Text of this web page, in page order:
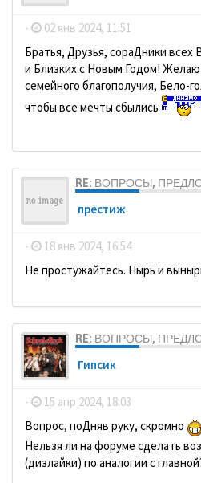
- 02 янв 2024, 11:51
Братья, Друзья, сораДники всех
и Близких с Новым Годом! Желаю
семейного благополучия, Бело-
чтобы все мечты сбылись
RE: ВОПРОСЫ,
престиж
- 18 янв 2024, 16:54
Не простужайтесь. Нырь и
RE: ВОПРОСЫ,
Гипсик
- 15 апр 2024, 18:03
Вопрос, поДняв руку, скромно
Нельзя ли на форуме сделать
(дизлайки) по аналогии с